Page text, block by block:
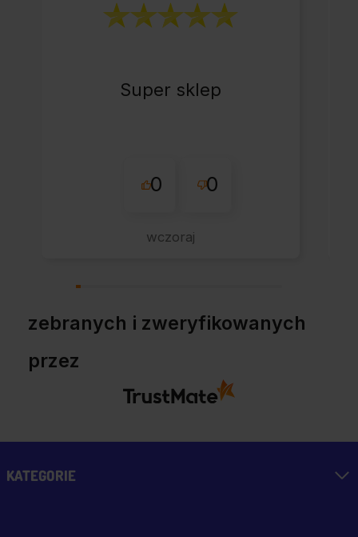
Super sklep
0 0
wczoraj
zebranych i zweryfikowanych
przez
KATEGORIE